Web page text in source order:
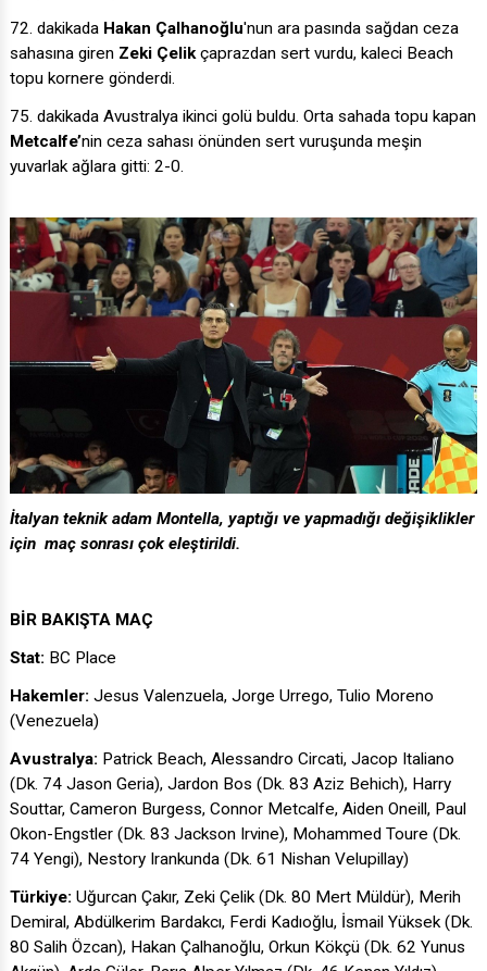
72. dakikada Hakan Çalhanoğlu'nun ara pasında sağdan ceza
sahasına giren Zeki Çelikçaprazdan sert vurdu, kaleci Beach
topu kornere gönderdi.
75. dakikada Avustralya ikinci golü buldu. Orta sahada topu kapan
Metcalfe’nin ceza sahası önünden sert vuruşunda meşin
yuvarlak ağlara gitti: 2-0.
İtalyan teknik adam Montella, yaptığı ve yapmadığı değişiklikler
için maç sonrası çok eleştirildi.
BİR BAKIŞTA MAÇ
Stat: BC Place
Hakemler: Jesus Valenzuela, Jorge Urrego, Tulio Moreno
(Venezuela)
Avustralya: Patrick Beach, Alessandro Circati, Jacop Italiano
(Dk. 74 Jason Geria), Jardon Bos (Dk. 83 Aziz Behich), Harry
Souttar, Cameron Burgess, Connor Metcalfe, Aiden Oneill, Paul
Okon-Engstler (Dk. 83 Jackson Irvine), Mohammed Toure (Dk.
74 Yengi), Nestory Irankunda (Dk. 61 Nishan Velupillay)
Türkiye: Uğurcan Çakır, Zeki Çelik (Dk. 80 Mert Müldür), Merih
Demiral, Abdülkerim Bardakcı, Ferdi Kadıoğlu, İsmail Yüksek (Dk.
80 Salih Özcan), Hakan Çalhanoğlu, Orkun Kökçü (Dk. 62 Yunus